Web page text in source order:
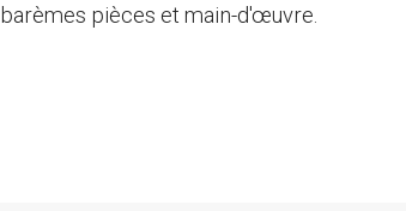
barèmes pièces et main-d'œuvre.